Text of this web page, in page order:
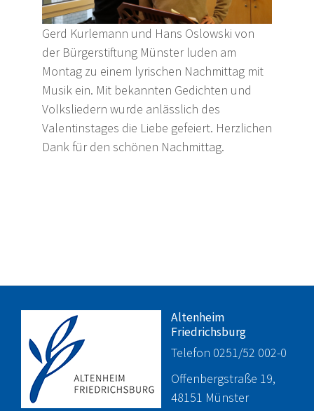
Gerd Kurlemann und Hans Oslowski von
der Bürgerstiftung Münster luden am
Montag zu einem lyrischen Nachmittag mit
Musik ein. Mit bekannten Gedichten und
Volksliedern wurde anlässlich des
Valentinstages die Liebe gefeiert. Herzlichen
Dank für den schönen Nachmittag.
Altenheim
Friedrichsburg
Telefon 0251/52 002-0
Offenbergstraße 19,
48151 Münster